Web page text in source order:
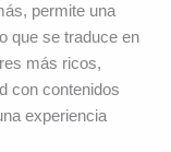
permite una
que se traduce en
más ricos,
con contenidos
experiencia